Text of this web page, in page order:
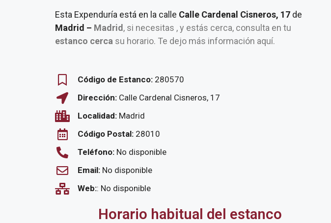
Esta Expenduría está en la calle Calle Cardenal Cisneros, 17 de
Madrid – Madrid , si necesitas , y estás cerca, consulta en tu
estanco cerca su horario. Te dejo más información aquí.
Código de Estanco: 280570
Dirección: Calle Cardenal Cisneros, 17
Localidad: Madrid
Código Postal: 28010
Teléfono: No disponible
Email: No disponible
Web:: No disponible
Horario habitual del estanco